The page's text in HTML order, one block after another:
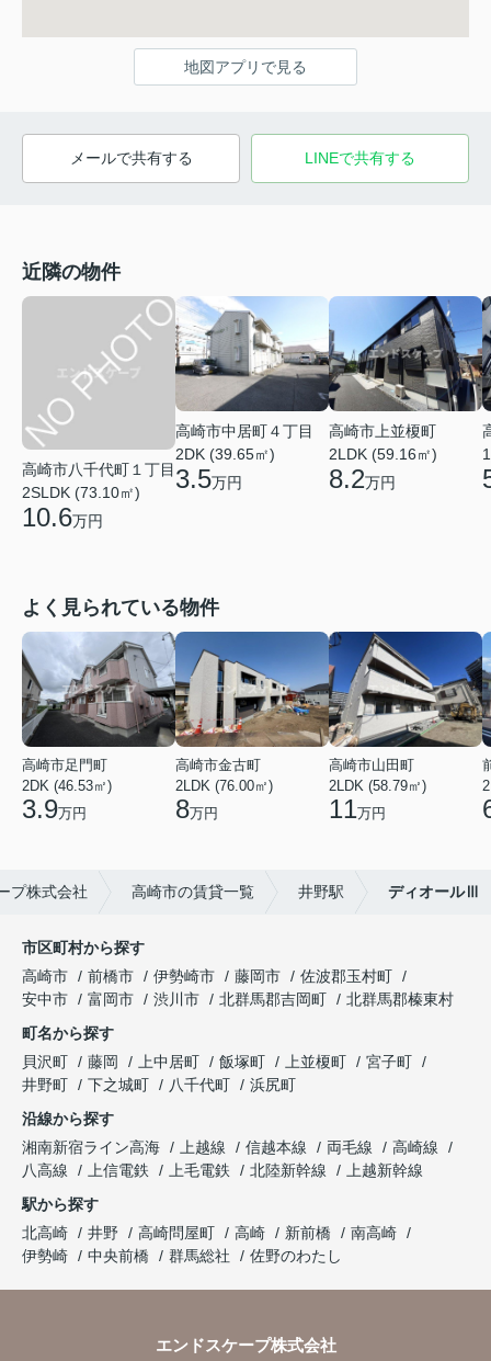
地図アプリで見る
メールで共有する LINEで共有する
近隣の物件
高崎市八千代町１丁目
2SLDK (73.10㎡)
10.6万円
高崎市中居町４丁目
2DK (39.65㎡)
3.5万円
高崎市上並榎町
2LDK (59.16㎡)
8.2万円
よく見られている物件
高崎市足門町
2DK (46.53㎡)
3.9万円
高崎市金古町
2LDK (76.00㎡)
8万円
高崎市山田町
2LDK (58.79㎡)
11万円
プ株式会社 高崎市の賃貸一覧 井野駅 ディオールⅢ
市区町村から探す
高崎市
前橋市 伊勢崎市 藤岡市
佐波郡玉村町
安中市
富岡市 渋川市 北群馬郡吉岡町
北群馬郡榛東村
町名から探す
貝沢町
藤岡 上中居町 飯塚町 上並榎町
宮子町
井野町
下之城町 八千代町
浜尻町
沿線から探す
湘南新宿ライン高海
上越線 信越本線 両毛線
高崎線
八高線
上信電鉄 上毛電鉄 北陸新幹線
上越新幹線
駅から探す
北高崎
井野 高崎問屋町 高崎 新前橋
南高崎
伊勢崎
中央前橋 群馬総社 佐野のわたし
エンドスケープ株式会社